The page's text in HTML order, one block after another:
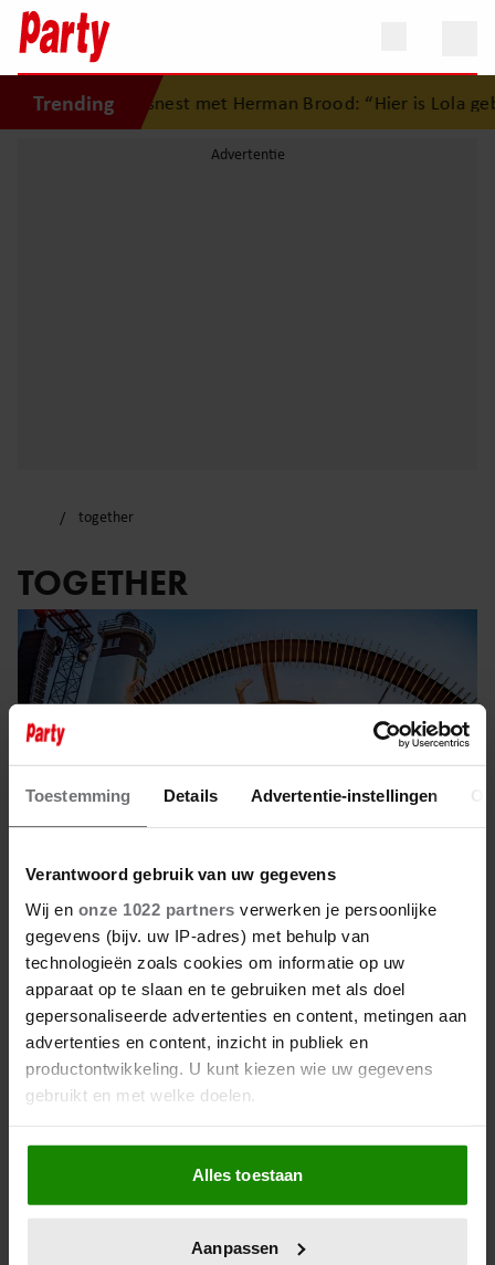
Toestemming Details Advertentie-instellingen
Verantwoord gebruik van uw gegevens
Wij en onze 1022 partners verwerken je persoonlijke
gegevens (bijv. uw IP-adres) met behulp van
technologieën zoals cookies om informatie op uw
apparaat op te slaan en te gebruiken met als doel
gepersonaliseerde advertenties en content, metingen aan
advertenties en content, inzicht in publiek en
productontwikkeling. U kunt kiezen wie uw gegevens
gebruikt en met welke doelen.
Als u het toestaat, willen we ook graag:
Informatie verzamelen over uw geografische
locatie, die tot een paar meter nauwkeurig kan zijn
scannen op specifieke eigenschappen (fingerprinting)
Alles toestaan
Aanpassen
Trending
eerste liefdesnest met Herman Brood: “Hier is Lola
together
TOGETHER
3 augustus 2024
ZIEN! K3 VIERT PRIDE IN
AMSTERDAM MET
REGENBOOGJURKEN